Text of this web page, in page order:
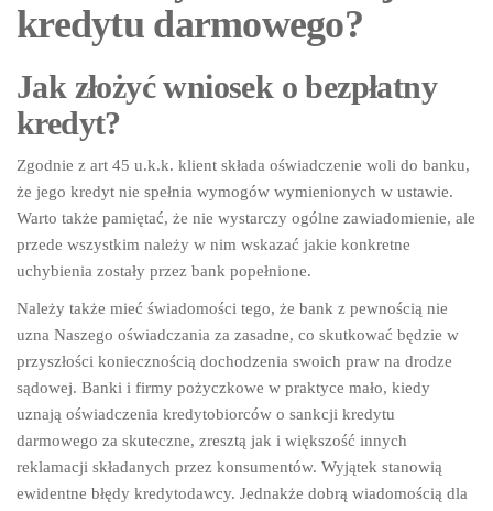
kredytu darmowego?
Jak złożyć wniosek o bezpłatny
kredyt?
Zgodnie z art 45 u.k.k. klient składa oświadczenie woli do banku,
że jego kredyt nie spełnia wymogów wymienionych w ustawie.
Warto także pamiętać, że nie wystarczy ogólne zawiadomienie, ale
przede wszystkim należy w nim wskazać jakie konkretne
uchybienia zostały przez bank popełnione.
Należy także mieć świadomości tego, że bank z pewnością nie
uzna Naszego oświadczania za zasadne, co skutkować będzie w
przyszłości koniecznością dochodzenia swoich praw na drodze
sądowej. Banki i firmy pożyczkowe w praktyce mało, kiedy
uznają oświadczenia kredytobiorców o sankcji kredytu
darmowego za skuteczne, zresztą jak i większość innych
reklamacji składanych przez konsumentów. Wyjątek stanowią
ewidentne błędy kredytodawcy. Jednakże dobrą wiadomością dla